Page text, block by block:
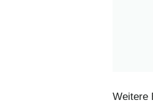
Weitere